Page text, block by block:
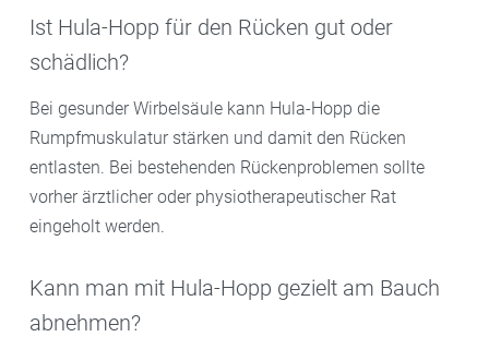
Ist Hula-Hopp für den Rücken gut oder
schädlich?
Bei gesunder Wirbelsäule kann Hula-Hopp die
Rumpfmuskulatur stärken und damit den Rücken
entlasten. Bei bestehenden Rückenproblemen sollte
vorher ärztlicher oder physiotherapeutischer Rat
eingeholt werden.
Kann man mit Hula-Hopp gezielt am Bauch
abnehmen?